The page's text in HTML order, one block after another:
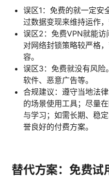
误区1：免费的就一定安
过数据变现来维持运作
误区2：免费VPN就能
对网络封锁策略较严格
容。
误区3：免费就没有风险
软件、恶意广告等。
合规建议：遵守当地法
的场景使用工具；尽量
与学习；如需长期、稳
誉良好的付费方案。
替代方案：免费试